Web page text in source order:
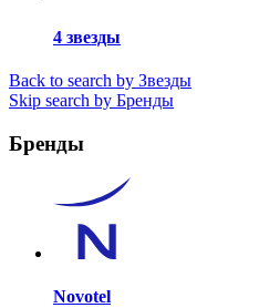
4 звезды
Back to search by Звезды
Skip search by Бренды
Бренды
Novotel